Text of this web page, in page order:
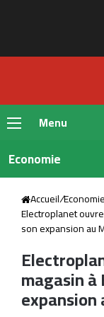
Menu
Economie
Accueil/Economie
Electroplanet
son expansion au
magasin
expansion